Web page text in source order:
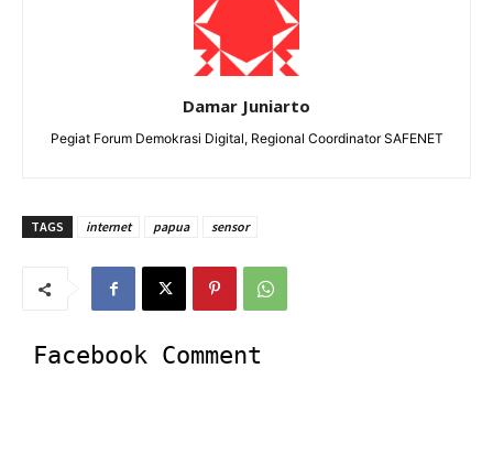
Damar Juniarto
Pegiat Forum Demokrasi Digital, Regional Coordinator SAFENET
TAGS internet papua sensor
Facebook Comment